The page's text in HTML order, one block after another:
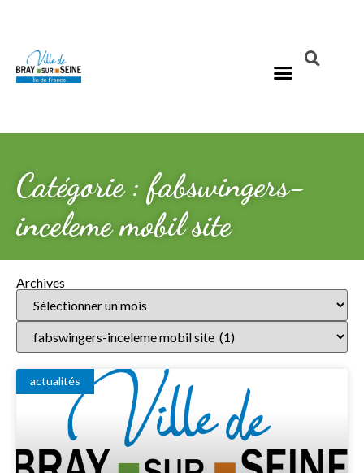
Catégorie : fabswingers-
inceleme mobil site
Archives
actualités